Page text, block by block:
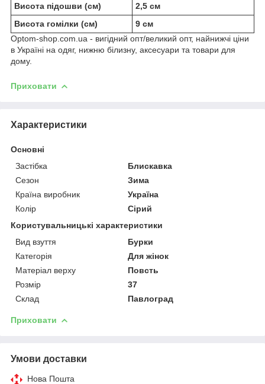
Висота підошви (см)
2,5 см
Висота гомілки (см)
9 см
Optom-shop.com.ua - вигідний опт/великий опт, найнижчі ціни
в Україні на одяг, нижню білизну, аксесуари та товари для
дому.
Приховати
Характеристики
Основні
Застібка
Блискавка
Сезон
Зима
Країна виробник
Україна
Колір
Сірий
Користувальницькі характеристики
Вид взуття
Бурки
Категорія
Для жінок
Матеріал верху
Повсть
Розмір
37
Склад
Павлоград
Приховати
Умови доставки
Нова Пошта